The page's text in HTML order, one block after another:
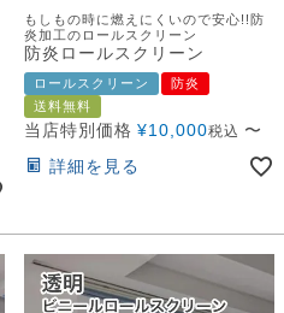
もしもの時に燃えにくいので安心!!防
炎加工のロールスクリーン
防炎ロールスクリーン
ロールスクリーン
防炎
送料無料
当店特別価格 ¥10,000税込 〜
詳細を見る